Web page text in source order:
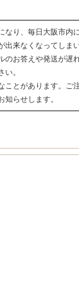
なり、毎日大阪市内
来なくなってしま
お答えや発送が遅
。
ことがあります。ご
知らせします。